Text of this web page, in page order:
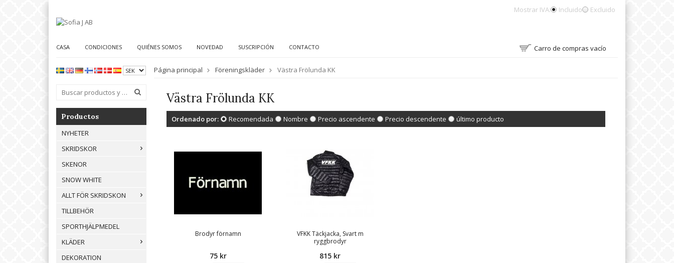
Mostrar IVA: Incluido Excluido
CASA CONDICIONES QUIÉNES SOMOS NOVEDAD SUSCRIPCIÓN CONTACTO Carro de compras vacío
Productos
NYHETER
SKRIDSKOR
SKENOR
SNOW WHITE
ALLT FÖR SKRIDSKON
TILLBEHÖR
SPORTHJÄLPMEDEL
KLÄDER
DEKORATION
Página principal Föreningskläder Västra Frölunda KK
Västra Frölunda KK
Ordenado por: Recomendada Nombre Precio ascendente Precio descendente último producto
Brodyr förnamn
75 kr
VFKK Täckjacka, Svart m
ryggbrodyr
815 kr